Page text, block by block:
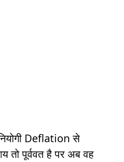
Deflation से
तो पूर्ववत है पर अब वह